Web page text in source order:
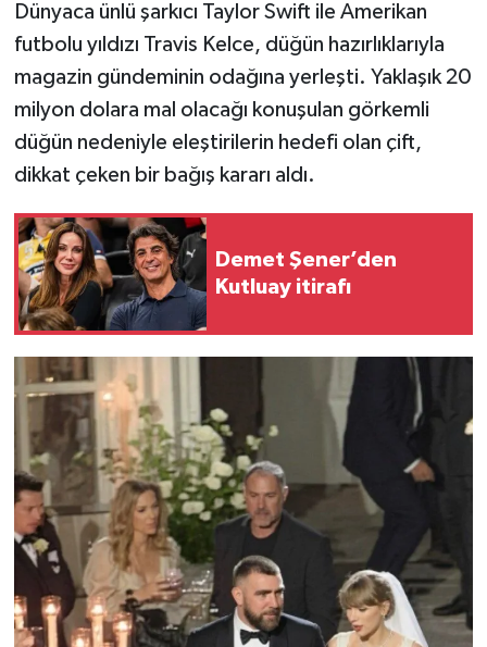
Dünyaca ünlü şarkıcı Taylor Swift ile Amerikan
futbolu yıldızı Travis Kelce, düğün hazırlıklarıyla
magazin gündeminin odağına yerleşti. Yaklaşık 20
milyon dolara mal olacağı konuşulan görkemli
düğün nedeniyle eleştirilerin hedefi olan çift,
dikkat çeken bir bağış kararı aldı.
Demet Şener’den
Kutluay itirafı